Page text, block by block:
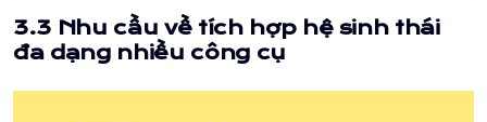
3.3 Nhu cầu về tích hợp hệ sinh thái
đa dạng nhiều công cụ